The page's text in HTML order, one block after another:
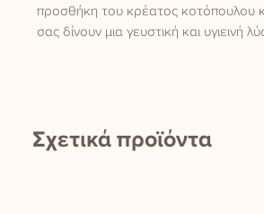
προσθήκη του κρέατος κοτόπουλου
σας δίνουν μια γευστική και υγιεινή
Σχετικά προϊόντα